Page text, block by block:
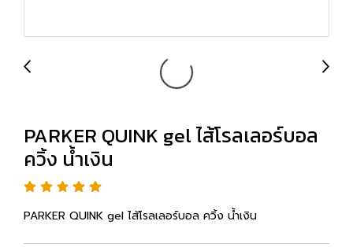
PARKER QUINK gel ไส้โรลเลอร์บอล
ควิ้ง น้ำเงิน
PARKER QUINK gel ไส้โรลเลอร์บอล ควิ้ง น้ำเงิน